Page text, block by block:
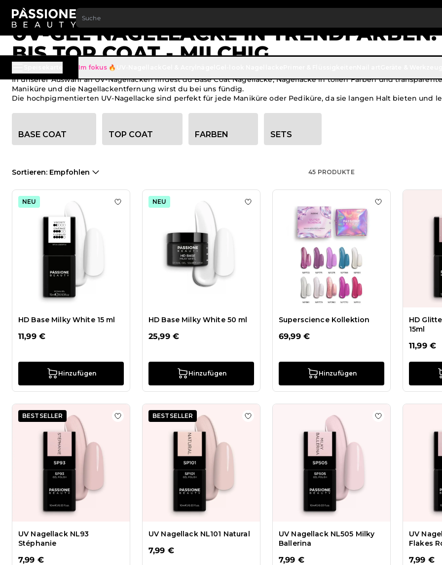
Bis zu 20 € Rabatt auf deine erste Bestellung JETZT ANMELDE
ZUM INHALT SPRINGEN
Im fokus 🔥
Brotkrümel
Home · UV Nagellacke
UV-GEL NAGELLACKE IN
BIS TOP COAT - MILCHIG
In unserer Auswahl an UV-Nagellacken findest du Base Coat Nagellacke, Nagellacke in tollen Farben und
Maniküre und die Nagellackentfernung wirst du bei uns fündig.
Die hochpigmentierten UV-Nagellacke sind perfekt für jede Maniküre oder Pediküre, da sie langen Halt bieten und
Kategorie-Filteroptionen
BASE COAT TOP COAT FARBEN SETS
Sortieren : Empfohlen 45 PRODUKTE
NEU
HD Base Milky White 15 ml
11,99 €
Hinzufügen
Zur Wunschliste hinzufügen HD Base Milky White 15 ml
NEU
HD Base Milky White 50 ml
25,99 €
Hinzufügen
Zur Wunschliste hinzufügen HD Base Milky White 50 ml
Superscience Kollektion
69,99 €
Hinzufügen
Zur Wunschliste
HD
15ml
11,99 €
BESTSELLER
UV Nagellack NL93
Stéphanie
7,99 €
Zur Wunschliste hinzufügen UV Nagellack NL93 Stéphanie
BESTSELLER
UV Nagellack NL101 Natural
7,99 €
Zur Wunschliste hinzufügen UV Nagellack NL101 Natural
UV Nagellack NL505 Milky
Ballerina
7,99 €
Zur Wunschliste
UV
Flakes
7,99 €